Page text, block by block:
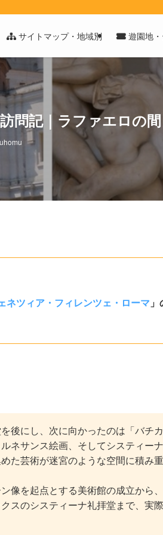
サイトマップ・地域別 遊園地
問記｜ラファエロの
ネツィア・フィレンツェ・ローマ
後にし、次に向かったのは「バチカ
ネサンス絵画、そしてシスティー
た芸術が迷宮のような空間に積み
像を起点とする美術館の成立から
スのシスティーナ礼拝堂まで、実